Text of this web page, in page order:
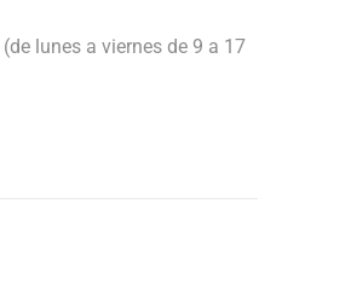
lunes a viernes de 9 a 17